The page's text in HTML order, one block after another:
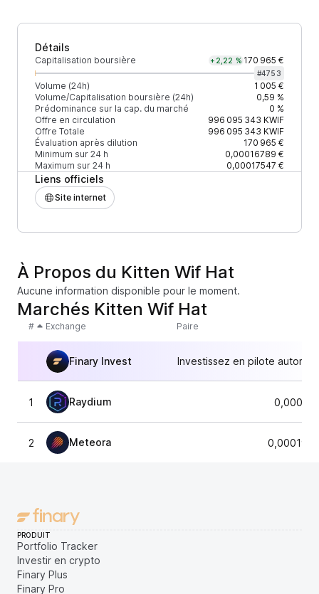
Détails
Capitalisation boursière +2,22 % 170 965 €
#4753
Volume (24h)
1 005 €
Volume/Capitalisation boursière (24h)
0,59 %
Prédominance sur la cap. du marché
0 %
Offre en circulation
996 095 343 KWIF
Offre Totale
996 095 343 KWIF
Évaluation après dilution
170 965 €
Minimum sur 24 h
0,00016789 €
Maximum sur 24 h
0,00017547 €
Liens officiels
Site internet
À Propos du Kitten Wif Hat
Aucune information disponible pour le moment.
Marchés Kitten Wif Hat
# Exchange Paire
Finary Invest Investissez en pilote
1 Raydium
2 Meteora
PRODUIT
Portfolio Tracker
Investir en crypto
Finary Plus
Finary Pro